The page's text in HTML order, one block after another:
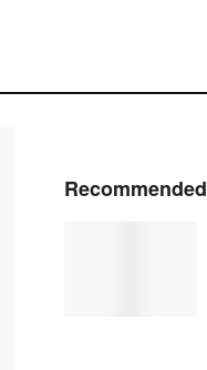
Recommended